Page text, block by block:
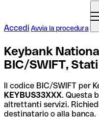
Accedi Avvia la procedura
Keybank
BIC/SWIFT,
Il codice BIC/SWIFT per
KEYBUS33XXX. Questa
altrettanti servizi.
destinatario o alla banca.